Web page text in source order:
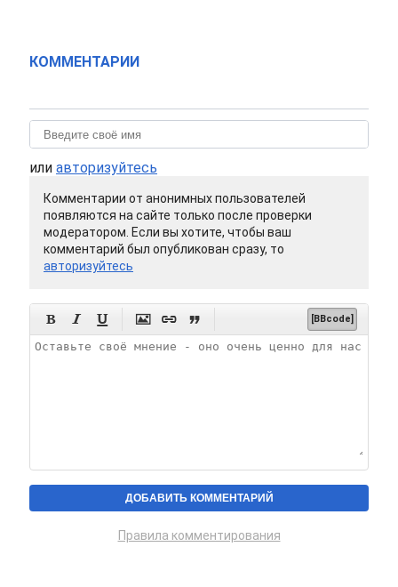
КОММЕНТАРИИ
или авторизуйтесь
Комментарии от анонимных пользователей
появляются на сайте только после проверки
модератором. Если вы хотите, чтобы ваш
комментарий был опубликован сразу, то
авторизуйтесь
      [BBcode]
Правила комментирования